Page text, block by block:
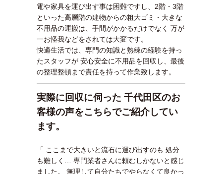
電や家具を運び出す事は困難ですし、2階・3階
といった高層階の建物からの粗大ゴミ・大きな
不用品の運搬は、手間がかかるだけでなく 万が
一お怪我などをされては大変です。
快適生活では、専門の知識と熟練の経験を持っ
たスタッフが 安心安全に不用品を回収し、最後
の整理整頓まで責任を持って作業致します。
実際に回収に伺った 千代田区のお
客様の声をこちらでご紹介してい
ます。
「 ここまで大きいと流石に運び出すのも 処分
も難しく… 専門業者さんに頼むしかないと感じ
ました。 無理して自分たちでやらなくて良かっ